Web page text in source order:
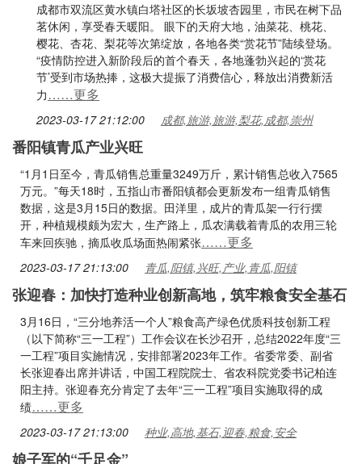
成都市双流区黄水镇白塔社区的长坂坡杏园里，市民在树下品
茗休闲，享受春天暖阳。 眼下的天府大地，油菜花、桃花、
樱花、杏花、梨花等次第绽放，各地各类“赏花节”陆续登场。
“疫情防控进入新阶段后的首个春天，各地蓬勃兴起的‘赏花
节’受到市场热捧，这极大提振了消费信心，释放出消费新活
力……更多
2023-03-17 21:12:00 成都,旅游,旅游,梨花,成都,崇州
番阳镇青瓜产业兴旺
“1月1日至今，青瓜销售总重量3249万斤，累计销售总收入7565
万元。”每天18时，五指山市番阳镇都会更新发布一组青瓜销售
数据，这是3月15日的数据。田洋里，成片的青瓜架一行行摆
开，种植规模颇为宏大，生产路上，瓜农满载着青瓜的农用三轮
车来回疾驰，摘瓜收瓜场面热闹紧张……更多
2023-03-17 21:13:00 青瓜,阳镇,兴旺,产业,青瓜,阳镇
张迎春：加快打造种业创新高地，筑牢粮食安全基石
3月16日，“三分地养活一个人”粮食高产绿色优质科技创新工程
（以下简称“三一工程”）工作会议在长沙召开，总结2022年度“三
一工程”项目实施情况，安排部署2023年工作。省委常委、副省
长张迎春出席并讲话，中国工程院院士、省农科院党委书记柏连
阳主持。张迎春充分肯定了去年“三一工程”项目实施取得的成
绩……更多
2023-03-17 21:13:00 种业,高地,基石,迎春,粮食,安全
娘子军的“千足金”